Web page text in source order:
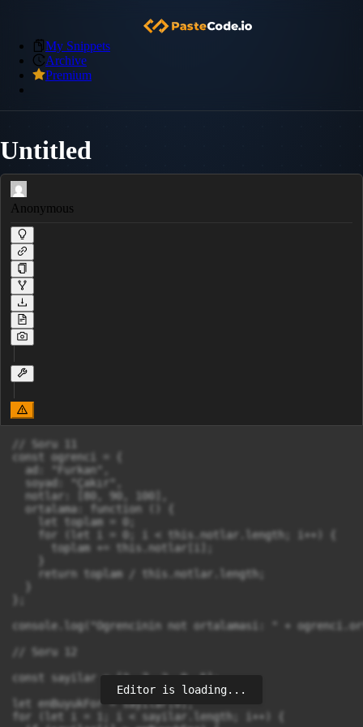
My Snippets
Archive
Premium
Untitled
Anonymous
// Soru 11
const ogrenci = {
  ad: "Furkan",
  soyad: "Çakır",
  notlar: [80, 90, 100],
  ortalama: function () {
    let toplam = 0;
    for (let i = 0; i < this.notlar.length; i++) {
      toplam += this.notlar[i];
    return toplam / this.notlar.length;
console.log("Ogrencinin not ortalamasi: " +
// Soru 12
const sayilar = [3, 7, 2, 9, 5];
let enBuyukFor = sayilar[0];
for (let i = 1; i < sayilar.length; i++) {
Editor is loading...